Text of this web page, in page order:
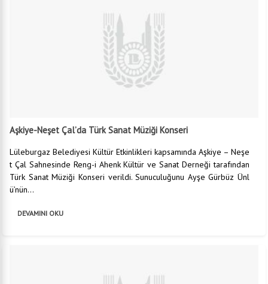
Aşkiye-Neşet Çal’da Türk Sanat Müziği Konseri
Lüleburgaz Belediyesi Kültür Etkinlikleri kapsamında Aşkiye – Neşe
t Çal Sahnesinde Reng-i Ahenk Kültür ve Sanat Derneği tarafından
Türk Sanat Müziği Konseri verildi. Sunuculuğunu Ayşe Gürbüz Ünl
ü’nün...
DEVAMINI OKU